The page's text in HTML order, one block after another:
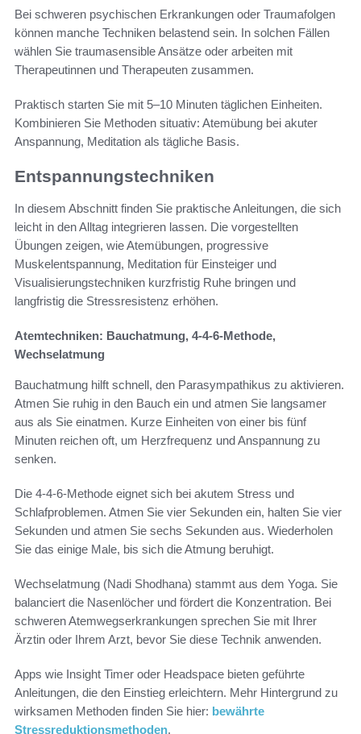
Bei schweren psychischen Erkrankungen oder Traumafolgen
können manche Techniken belastend sein. In solchen Fällen
wählen Sie traumasensible Ansätze oder arbeiten mit
Therapeutinnen und Therapeuten zusammen.
Praktisch starten Sie mit 5–10 Minuten täglichen Einheiten.
Kombinieren Sie Methoden situativ: Atemübung bei akuter
Anspannung, Meditation als tägliche Basis.
Entspannungstechniken
In diesem Abschnitt finden Sie praktische Anleitungen, die sich
leicht in den Alltag integrieren lassen. Die vorgestellten
Übungen zeigen, wie Atemübungen, progressive
Muskelentspannung, Meditation für Einsteiger und
Visualisierungstechniken kurzfristig Ruhe bringen und
langfristig die Stressresistenz erhöhen.
Atemtechniken: Bauchatmung, 4-4-6-Methode,
Wechselatmung
Bauchatmung hilft schnell, den Parasympathikus zu aktivieren.
Atmen Sie ruhig in den Bauch ein und atmen Sie langsamer
aus als Sie einatmen. Kurze Einheiten von einer bis fünf
Minuten reichen oft, um Herzfrequenz und Anspannung zu
senken.
Die 4-4-6-Methode eignet sich bei akutem Stress und
Schlafproblemen. Atmen Sie vier Sekunden ein, halten Sie vier
Sekunden und atmen Sie sechs Sekunden aus. Wiederholen
Sie das einige Male, bis sich die Atmung beruhigt.
Wechselatmung (Nadi Shodhana) stammt aus dem Yoga. Sie
balanciert die Nasenlöcher und fördert die Konzentration. Bei
schweren Atemwegserkrankungen sprechen Sie mit Ihrer
Ärztin oder Ihrem Arzt, bevor Sie diese Technik anwenden.
Apps wie Insight Timer oder Headspace bieten geführte
Anleitungen, die den Einstieg erleichtern. Mehr Hintergrund zu
wirksamen Methoden finden Sie hier: bewährte
Stressreduktionsmethoden.